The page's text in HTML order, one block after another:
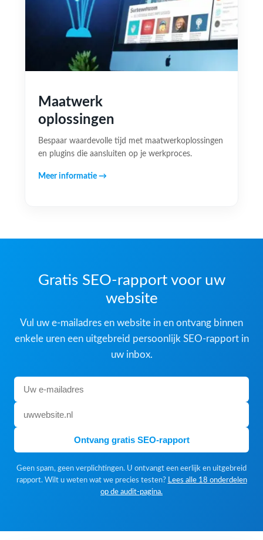
Maatwerk
oplossingen
Bespaar waardevolle tijd met maatwerkoplossingen
en plugins die aansluiten op je werkproces.
Meer informatie →
Gratis SEO-rapport voor uw
website
Vul uw e-mailadres en website in en ontvang binnen
enkele uren een uitgebreid persoonlijk SEO-rapport in
uw inbox.
Ontvang gratis SEO-rapport
Geen spam, geen verplichtingen. U ontvangt een eerlijk en uitgebreid
rapport. Wilt u weten wat we precies testen? Lees alle 18 onderdelen
op de audit-pagina.